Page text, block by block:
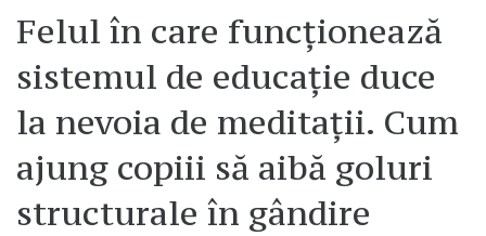
Felul în care funcționează
sistemul de educație duce
la nevoia de meditații. Cum
ajung copiii să aibă goluri
structurale în gândire